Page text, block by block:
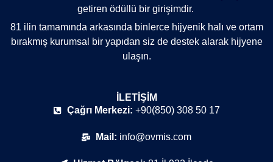
getiren ödüllü bir girişimdir.
81 ilin tamamında arkasında binlerce hijyenik halı ve ortam
bırakmış kurumsal bir yapıdan siz de destek alarak hijyene
ulaşın.
İLETIŞIM
Çağrı Merkezi: +90(850) 308 50 17
Mail: info@ovmis.com